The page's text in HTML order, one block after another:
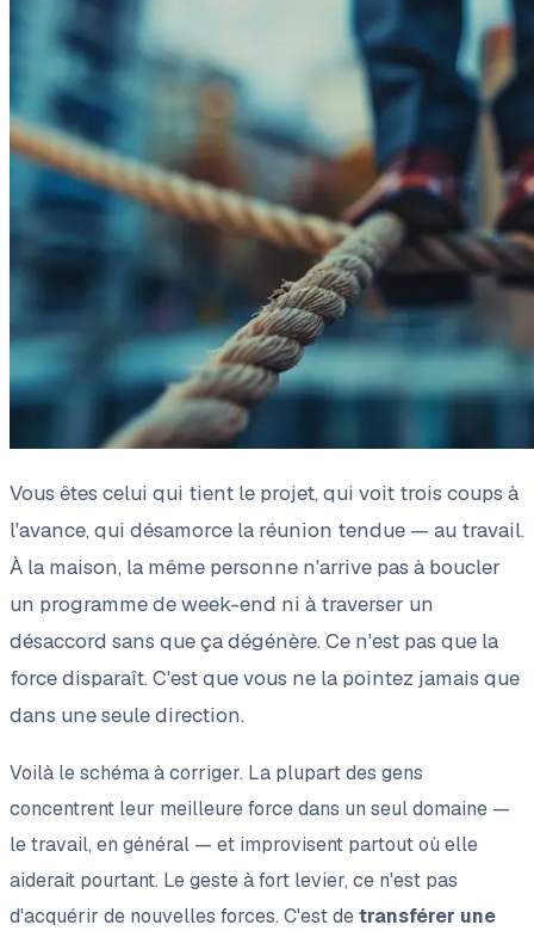
Vous êtes celui qui tient le projet, qui voit trois coups à
l'avance, qui désamorce la réunion tendue — au travail.
À la maison, la même personne n'arrive pas à boucler
un programme de week-end ni à traverser un
désaccord sans que ça dégénère. Ce n'est pas que la
force disparaît. C'est que vous ne la pointez jamais que
dans une seule direction.
Voilà le schéma à corriger. La plupart des gens
concentrent leur meilleure force dans un seul domaine —
le travail, en général — et improvisent partout où elle
aiderait pourtant. Le geste à fort levier, ce n'est pas
d'acquérir de nouvelles forces. C'est detransférer une